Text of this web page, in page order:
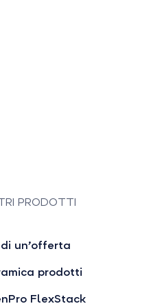
PRODOTTI
un’offerta
prodotti
FlexStack